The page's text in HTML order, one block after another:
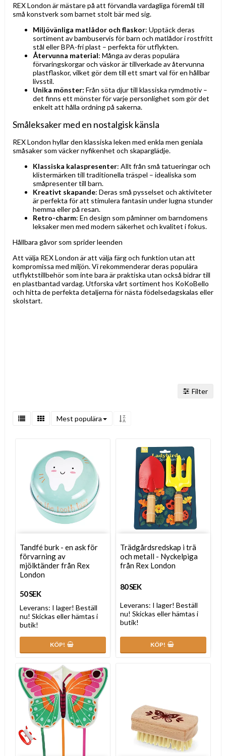
REX London är mästare på att förvandla vardagliga föremål till
små konstverk som barnet stolt bär med sig.
Miljövänliga matlådor och flaskor: Upptäck deras
sortiment av bambuservis för barn och matlådor i rostfritt
stål eller BPA-fri plast – perfekta för utflykten.
Återvunna material: Många av deras populära
förvaringskorgar och väskor är tillverkade av återvunna
plastflaskor, vilket gör dem till ett smart val för en hållbar
livsstil.
Unika mönster: Från söta djur till klassiska rymdmotiv –
det finns ett mönster för varje personlighet som gör det
enkelt att hålla ordning på sakerna.
Småleksaker med en nostalgisk känsla
REX London hyllar den klassiska leken med enkla men geniala
småsaker som väcker nyfikenhet och skaparglädje.
Klassiska kalaspresenter: Allt från små tatueringar och
klistermärken till traditionella träspel – idealiska som
småpresenter till barn.
Kreativt skapande: Deras små pysselset och aktiviteter
är perfekta för att stimulera fantasin under lugna stunder
hemma eller på resan.
Retro-charm: En design som påminner om barndomens
leksaker men med modern säkerhet och kvalitet i fokus.
Hållbara gåvor som sprider leenden
Att välja REX London är att välja färg och funktion utan att
kompromissa med miljön. Vi rekommenderar deras populära
utflyktstillbehör som inte bara är praktiska utan också bidrar till
en plastbantad vardag. Utforska vårt sortiment hos KoKoBello
och hitta de perfekta detaljerna för nästa födelsedagskalas eller
skolstart.
Filter
Mest populära
Tandfé burk - en ask för
förvarning av
mjölktänder från Rex
London
50 SEK
Leverans: I lager! Beställ
nu! Skickas eller hämtas i
butik!
KÖP!
Trädgårdsredskap i trä
och metall - Nyckelpiga
från Rex London
80 SEK
Leverans: I lager! Beställ
nu! Skickas eller hämtas i
butik!
KÖP!